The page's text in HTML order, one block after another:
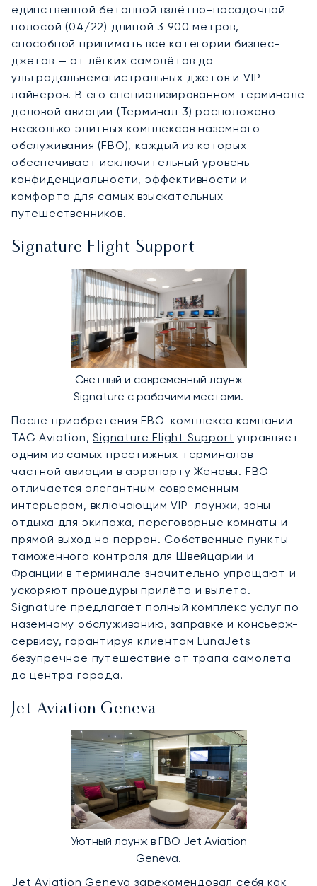
единственной бетонной взлётно-посадочной
полосой (04/22) длиной 3 900 метров,
способной принимать все категории бизнес-
джетов — от лёгких самолётов до
ультрадальнемагистральных джетов и VIP-
лайнеров. В его специализированном терминале
деловой авиации (Терминал 3) расположено
несколько элитных комплексов наземного
обслуживания (FBO), каждый из которых
обеспечивает исключительный уровень
конфиденциальности, эффективности и
комфорта для самых взыскательных
путешественников.
Signature Flight Support
Светлый и современный лаунж
Signature с рабочими местами.
После приобретения FBO-комплекса компании
TAG Aviation,Signature Flight Support управляет
одним из самых престижных терминалов
частной авиации в аэропорту Женевы. FBO
отличается элегантным современным
интерьером, включающим VIP-лаунжи, зоны
отдыха для экипажа, переговорные комнаты и
прямой выход на перрон. Собственные пункты
таможенного контроля для Швейцарии и
Франции в терминале значительно упрощают и
ускоряют процедуры прилёта и вылета.
Signature предлагает полный комплекс услуг по
наземному обслуживанию, заправке и консьерж-
сервису, гарантируя клиентам LunaJets
безупречное путешествие от трапа самолёта
до центра города.
Jet Aviation Geneva
Уютный лаунж в FBO Jet Aviation
Geneva.
Jet Aviation Geneva зарекомендовал себя как